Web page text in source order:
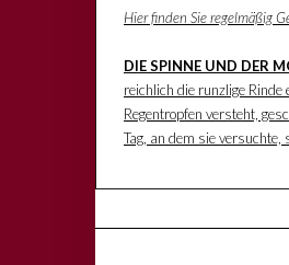
Hier finden Sie regelmäßig
DIE SPINNE UND DER
reichlich die runzlige
Regentropfen versteht,
Tag, an dem sie